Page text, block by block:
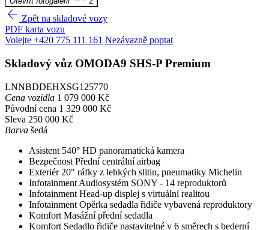
arrow_back Zpět na skladové vozy
PDF karta vozu
Volejte +420 775 111 161 Nezávazně poptat
Skladový vůz OMODA9 SHS-P Premium
LNNBDDEHXSG125770
Cena vozidla 1 079 000 Kč
Původní cena 1 329 000 Kč
Sleva 250 000 Kč
Barva šedá
Asistent 540° HD panoramatická kamera
Bezpečnost Přední centrální airbag
Exteriér20" ráfky z lehkých slitin, pneumatiky Michelin
Infotainment Audiosystém SONY - 14 reproduktorů
Infotainment Head-up displej s virtuální realitou
Infotainment Opěrka sedadla řidiče vybavená reproduktory
Komfort Masážní přední sedadla
Komfort Sedadlo řidiče nastavitelné v 6 směrech s bederní